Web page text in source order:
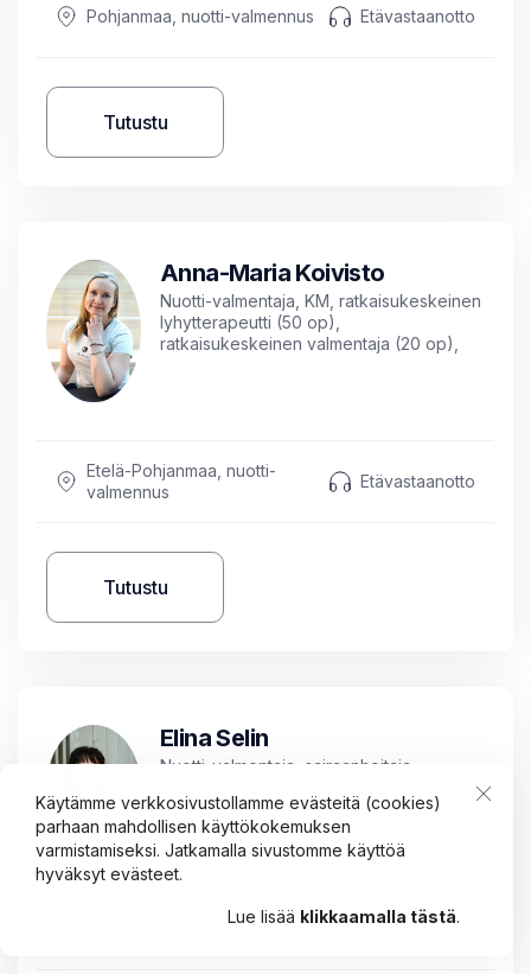
Pohjanmaa, nuotti-valmennus Etävastaanotto
Tutustu
Anna-Maria Koivisto
Nuotti-valmentaja, KM, ratkaisukeskeinen
lyhytterapeutti (50 op),
ratkaisukeskeinen valmentaja (20 op),
Etelä-Pohjanmaa, nuotti-
valmennus
Etävastaanotto
Tutustu
Elina Selin
Nuotti-valmentaja, sairaanhoitaja,
ratkaisukeskeinen valmentaja (20 op),
lyhytterapeutti (50 op)
Pirkanmaa, nuotti-valmennus Etävastaanotto
Käytämme verkkosivustollamme evästeitä (cookies)
parhaan mahdollisen käyttökokemuksen
varmistamiseksi. Jatkamalla sivustomme käyttöä
hyväksyt evästeet.
Lue lisää klikkaamalla tästä.